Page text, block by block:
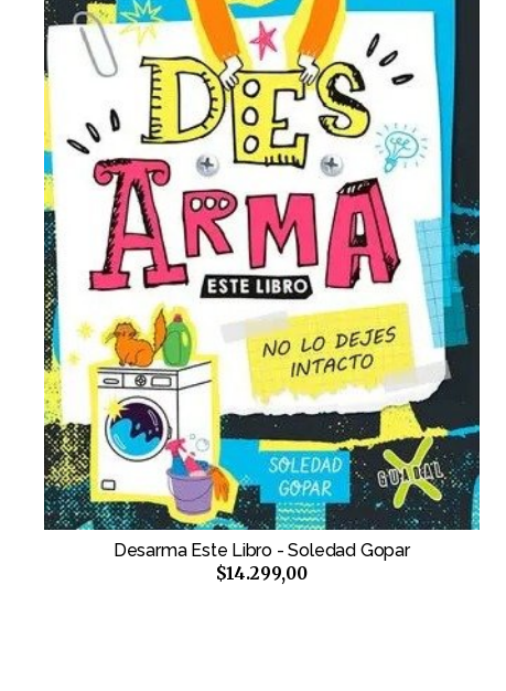
Desarma Este Libro - Soledad Gopar
$14.299,00